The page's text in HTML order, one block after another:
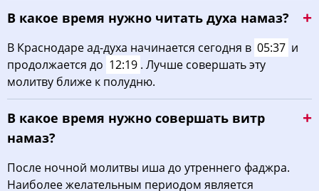
В какое время нужно читать духа намаз?
В Краснодаре ад-духа начинается сегодня в 05:37 и
продолжается до 12:19 . Лучше совершать эту
молитву ближе к полудню.
В какое время нужно совершать витр
намаз?
После ночной молитвы иша до утреннего фаджра.
Наиболее желательным периодом является